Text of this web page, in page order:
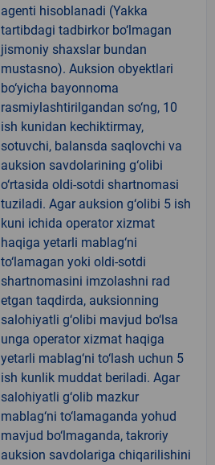
agenti hisoblanadi (Yakka
tartibdagi tadbirkor bo‘lmagan
jismoniy shaxslar bundan
mustasno). Auksion obyektlari
bo‘yicha bayonnoma
rasmiylashtirilgandan so‘ng, 10
ish kunidan kechiktirmay,
sotuvchi, balansda saqlovchi va
auksion savdolarining g‘olibi
o‘rtasida oldi-sotdi shartnomasi
tuziladi. Agar auksion g‘olibi 5 ish
kuni ichida operator xizmat
haqiga yetarli mablag‘ni
to‘lamagan yoki oldi-sotdi
shartnomasini imzolashni rad
etgan taqdirda, auksionning
salohiyatli g‘olibi mavjud bo‘lsa
unga operator xizmat haqiga
yetarli mablag‘ni to‘lash uchun 5
ish kunlik muddat beriladi. Agar
salohiyatli g‘olib mazkur
mablag‘ni to‘lamaganda yohud
mavjud bo‘lmaganda, takroriy
auksion savdolariga chiqarilishini